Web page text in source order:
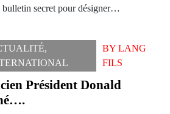
bulletin secret pour désigner…
,
BYLANG
FILS
Président Donald